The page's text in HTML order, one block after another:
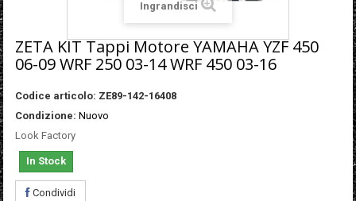
Ingrandisci
ZETA KIT Tappi Motore YAMAHA YZF 450
06-09 WRF 250 03-14 WRF 450 03-16
Codice articolo: ZE89-142-16408
Condizione: Nuovo
Look Factory
In Stock
Condividi